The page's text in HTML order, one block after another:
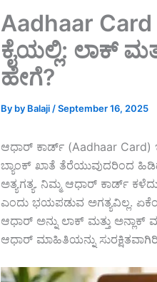
Aadhaar
ಕೈಯಲ್ಲಿ: ಲಾಕ್
ಹೇಗೆ?
By by Balaji /September 16, 2025
ಆಧಾರ್ ಕಾರ್ಡ್ (Aadhaar
ಬ್ಯಾಂಕ್ ಖಾತೆ ತೆರೆಯುವುದರಿಂದ
ಅತ್ಯಗತ್ಯ. ನಿಮ್ಮ ಆಧಾರ್ ಕಾರ್ಡ್
ಎಂದು ಭಯಪಡುವ ಅಗತ್ಯವಿಲ್ಲ.
ಆಧಾರ್ ಅನ್ನು ಲಾಕ್ ಮತ್ತು
ಆಧಾರ್ ಮಾಹಿತಿಯನ್ನು